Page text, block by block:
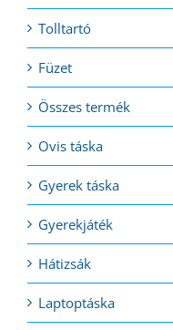
Tolltartó
Füzet
Összes termék
Ovis táska
Gyerek táska
Gyerekjáték
Hátizsák
Laptoptáska